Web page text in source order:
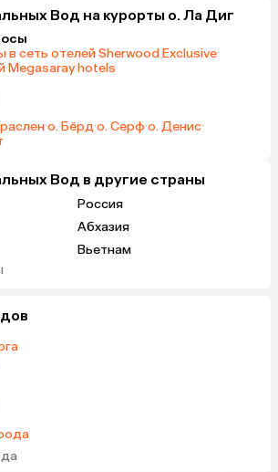
Вод на курорты о. Ла Диг
в сеть отелей Sherwood Exclusive·
Megasaray hotels
·о. Бёрд·о. Серф·о. Денис·
Вод в другие страны
Россия
Абхазия
Вьетнам